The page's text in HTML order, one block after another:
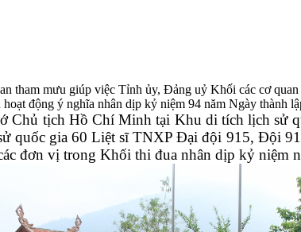
tham mưu giúp việc Tỉnh ủy, Đảng uỷ Khối các cơ
động ý nghĩa nhân dịp kỷ niệm 94 năm Ngày thành
Chủ tịch Hồ Chí Minh tại Khu di tích lịch sử
quốc gia 60 Liệt sĩ TNXP Đại đội 915, Đội
đơn vị trong Khối thi đua nhân dịp kỷ niệm